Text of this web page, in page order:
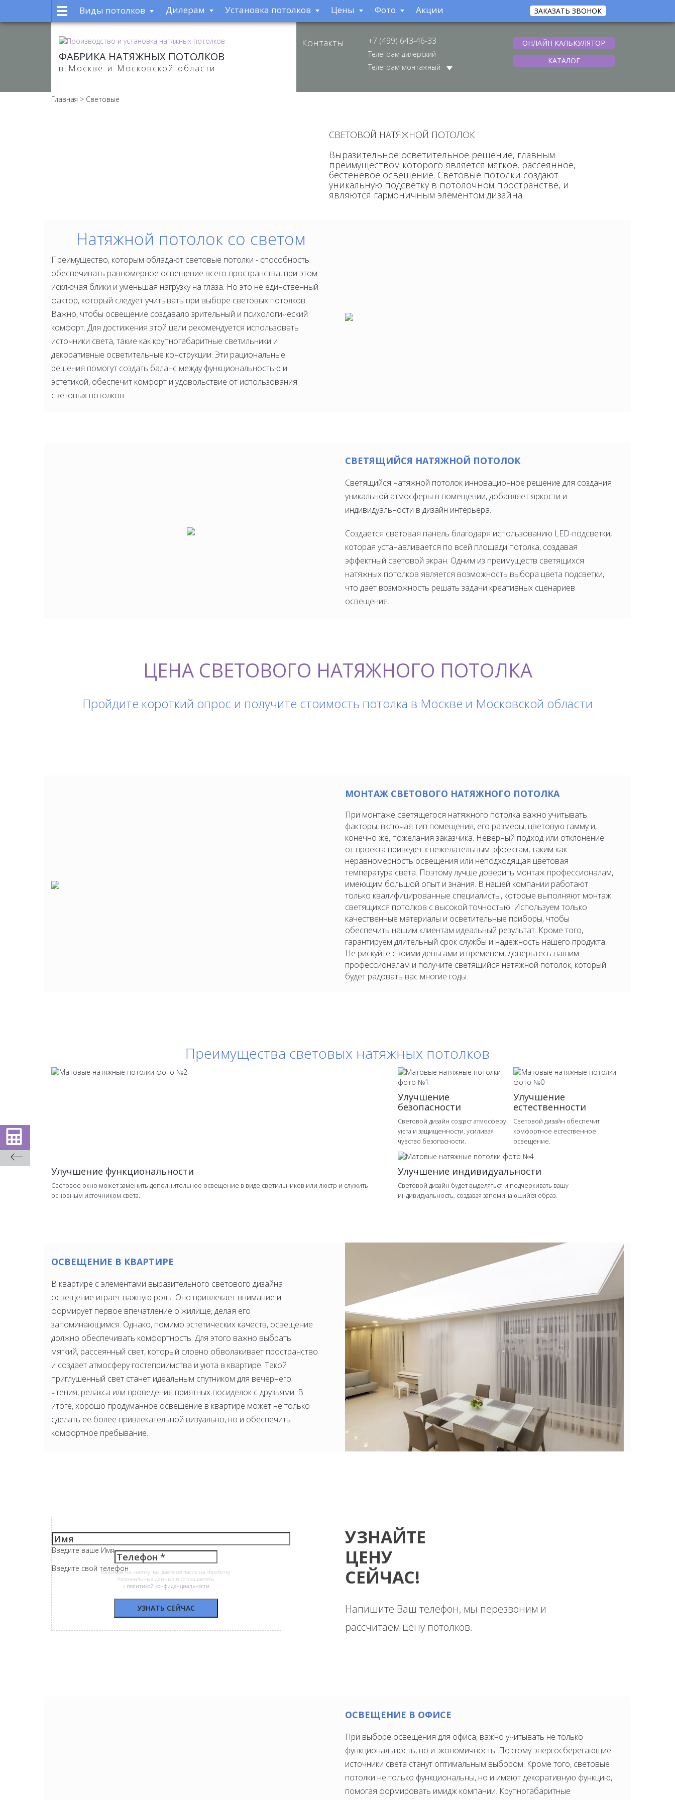
Виды потолков Дилерам Установка потолков Цены Фото Акции ЗАКАЗАТЬ ЗВОНОК
ФАБРИКА НАТЯЖНЫХ ПОТОЛКОВ
в Москве и Московской области
Контакты +7 (499) 643-46-33
Телеграм дилерский
Телеграм монтажный
ОНЛАЙН КАЛЬКУЛЯТОР
КАТАЛОГ
Главная > Световые
СВЕТОВОЙ НАТЯЖНОЙ ПОТОЛОК
Выразительное осветительное решение, главным
преимуществом которого является мягкое, рассеянное,
бестеневое освещение. Световые потолки создают
уникальную подсветку в потолочном пространстве, и
являются гармоничным элементом дизайна.
Натяжной потолок со светом
Преимущество, которым обладают световые потолки - способность
обеспечивать равномерное освещение всего пространства, при этом
исключая блики и уменьшая нагрузку на глаза. Но это не единственный
фактор, который следует учитывать при выборе световых потолков.
Важно, чтобы освещение создавало зрительный и психологический
комфорт. Для достижения этой цели рекомендуется использовать
источники света, такие как крупногабаритные светильники и
декоративные осветительные конструкции. Эти рациональные
решения помогут создать баланс между функциональностью и
эстетикой, обеспечит комфорт и удовольствие от использования
световых потолков.
СВЕТЯЩИЙСЯ НАТЯЖНОЙ ПОТОЛОК
Светящийся натяжной потолок инновационное решение для создания
уникальной атмосферы в помещении, добавляет яркости и
индивидуальности в дизайн интерьера.
Создается световая панель благодаря использованию LED-подсветки,
которая устанавливается по всей площади потолка, создавая
эффектный световой экран. Одним из преимуществ светящихся
натяжных потолков является возможность выбора цвета подсветки,
что дает возможность решать задачи креативных сценариев
освещения.
ЦЕНА СВЕТОВОГО НАТЯЖНОГО ПОТОЛКА
Пройдите короткий опрос и получите стоимость потолка в Москве и Московской области
МОНТАЖ СВЕТОВОГО НАТЯЖНОГО ПОТОЛКА
При монтаже светящегося натяжного потолка важно учитывать
факторы, включая тип помещения, его размеры, цветовую гамму и,
конечно же, пожелания заказчика. Неверный подход или отклонение
от проекта приведет к нежелательным эффектам, таким как
неравномерность освещения или неподходящая цветовая
температура света. Поэтому лучше доверить монтаж профессионалам,
имеющим большой опыт и знания. В нашей компании работают
только квалифицированные специалисты, которые выполняют монтаж
светящихся потолков с высокой точностью. Используем только
качественные материалы и осветительные приборы, чтобы
обеспечить нашим клиентам идеальный результат. Кроме того,
гарантируем длительный срок службы и надежность нашего продукта.
Не рискуйте своими деньгами и временем, доверьтесь нашим
профессионалам и получите светящийся натяжной потолок, который
будет радовать вас многие годы.
Преимущества световых натяжных потолков
Улучшение
естественности
Световой дизайн обеспечит
комфортное естественное
освещение.
Улучшение
безопасности
Световой дизайн создаст атмосферу
уюта и защищенности, усиливая
чувство безопасности.
Улучшение функциональности
Световое окно может заменить дополнительное освещение в виде светильников или люстр и служить
основным источником света.
Улучшение индивидуальности
Световой дизайн будет выделяться и подчеркивать вашу
индивидуальность, создавая запоминающийся образ.
ОСВЕЩЕНИЕ В КВАРТИРЕ
В квартире с элементами выразительного светового дизайна
освещение играет важную роль. Оно привлекает внимание и
формирует первое впечатление о жилище, делая его
запоминающимся. Однако, помимо эстетических качеств, освещение
должно обеспечивать комфортность. Для этого важно выбрать
мягкий, рассеянный свет, который словно обволакивает пространство
и создает атмосферу гостеприимства и уюта в квартире. Такой
приглушенный свет станет идеальным спутником для вечернего
чтения, релакса или проведения приятных посиделок с друзьями. В
итоге, хорошо продуманное освещение в квартире может не только
сделать ее более привлекательной визуально, но и обеспечить
комфортное пребывание.
УЗНАЙТЕ
ЦЕНУ
СЕЙЧАС!
Напишите Ваш телефон, мы перезвоним и
рассчитаем цену потолков.
Введите ваше Имя
Введите свой телефонНажимая на кнопку, вы даете согласие на обработку
персональных данных и соглашаетесь
с политикой конфиденциальности
УЗНАТЬ СЕЙЧАС
ОСВЕЩЕНИЕ В ОФИСЕ
При выборе освещения для офиса, важно учитывать не только
функциональность, но и экономичность. Поэтому энергосберегающие
источники света станут оптимальным выбором. Кроме того, световые
потолки не только функциональны, но и имеют декоративную функцию,
помогая формировать имидж компании. Крупногабаритные